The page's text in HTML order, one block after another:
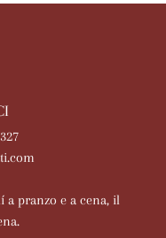
a pranzo e a cena, il